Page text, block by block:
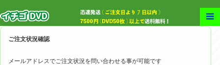
ご注文状況確認
メールアドレスでご注文状況を問い合わせる事が可能です